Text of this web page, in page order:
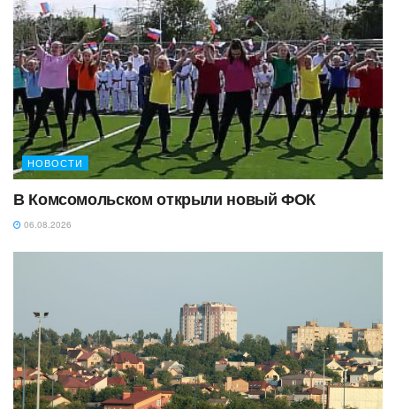
НОВОСТИ
В Комсомольском открыли новый ФОК
06.08.2026